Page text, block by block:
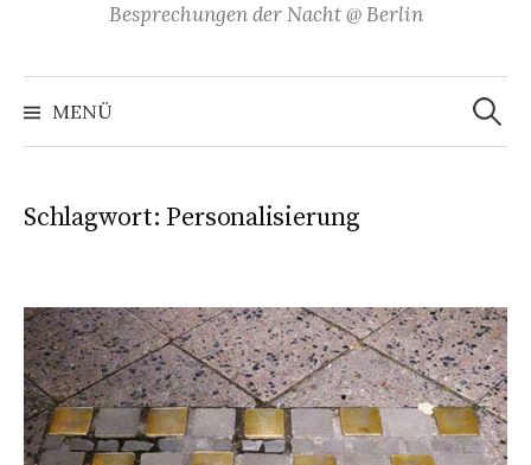
Besprechungen der Nacht @ Berlin
MENÜ
Suchen
nach:
Schlagwort: Personalisierung